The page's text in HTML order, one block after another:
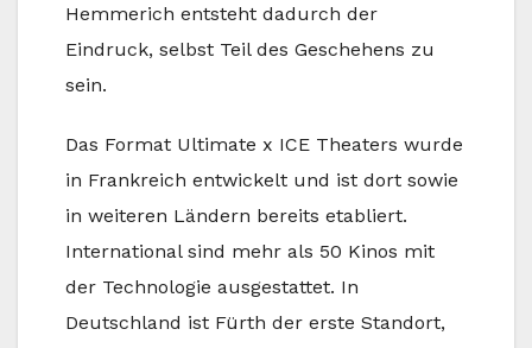
Hemmerich entsteht dadurch der
Eindruck, selbst Teil des Geschehens zu
sein.
Das Format Ultimate x ICE Theaters wurde
in Frankreich entwickelt und ist dort sowie
in weiteren Ländern bereits etabliert.
International sind mehr als 50 Kinos mit
der Technologie ausgestattet. In
Deutschland ist Fürth der erste Standort,